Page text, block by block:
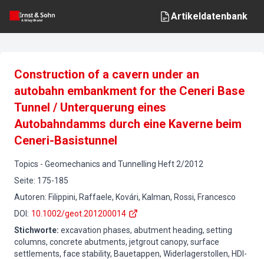
Artikeldatenbank
Construction of a cavern under an
autobahn embankment for the Ceneri Base
Tunnel / Unterquerung eines
Autobahndamms durch eine Kaverne beim
Ceneri-Basistunnel
Topics - Geomechanics and Tunnelling Heft 2/2012
Seite: 175-185
Autoren: Filippini, Raffaele, Kovári, Kalman, Rossi, Francesco
DOI : 10.1002/geot.201200014
Stichworte: excavation phases, abutment heading, setting
columns, concrete abutments, jetgrout canopy, surface
settlements, face stability, Bauetappen, Widerlagerstollen, HDI-